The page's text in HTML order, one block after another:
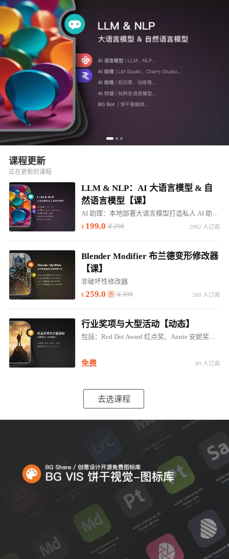
课程更新
正在更新的课程
LLM & NLP：AI 大语言模型 & 自
然语言模型【课】
AI 助理：本地部署大语言模型打造私人 AI 助理。帮助：高效学习、行业咨询、知识问答...
199.0 ￥298 2982 人订阅
Blender Modifier 布兰德变形修改器
【课】
非破坏性修改器
259.0 ￥398 360 人订阅
行业奖项与大型活动【动态】
包括：Red Dot Award 红点奖、Annie 安妮奖、EMMYS 艾美奖、IDEA奖；SIGGRAPH、GOC、E3...
免费 99 人订阅
去选课程